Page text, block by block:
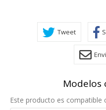
Tweet
Modelos
Este producto es compatible
_evAd, _evCoupon,